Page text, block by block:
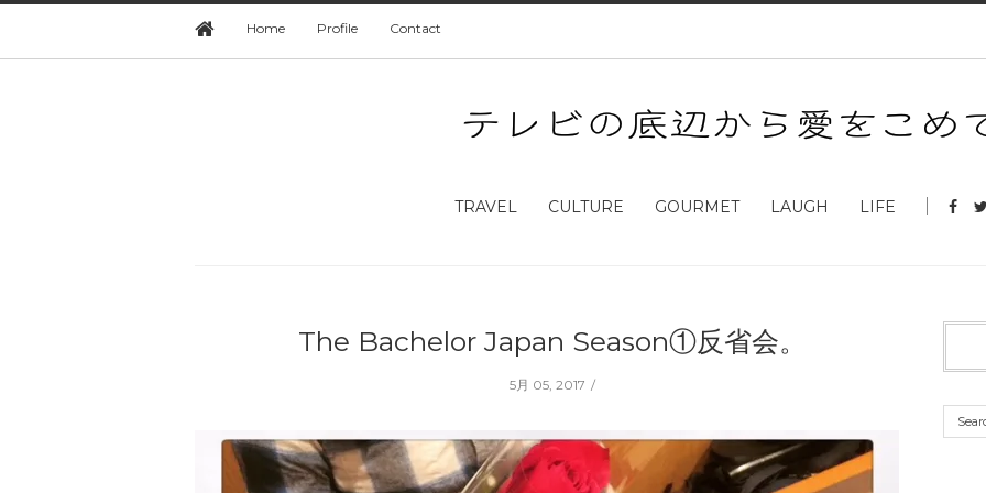
Home Profile Contact
TRAVEL CULTURE GOURMET LAUGH LIFE
The Bachelor Japan Season①反省会。
5月 05, 2017